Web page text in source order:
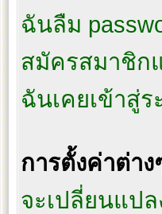
ฉันลืม
สมัครสมาชิก
ฉันเคยเข้าสู่
การตั้งค่าต่าง
จะเปลี่ยนแปล